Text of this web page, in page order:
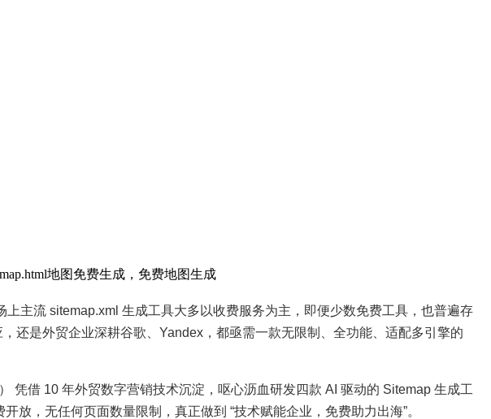
地图免费生成，免费地图生成
主流 sitemap.xml 生成工具大多以收费服务为主，即便少数免费工具，也普遍存
还是外贸企业深耕谷歌、Yandex，都亟需一款无限制、全功能、适配多引擎的
借 10 年外贸数字营销技术沉淀，呕心沥血研发四款 AI 驱动的 Sitemap 生成工
，无任何页面数量限制，真正做到 “技术赋能企业，免费助力出海”。